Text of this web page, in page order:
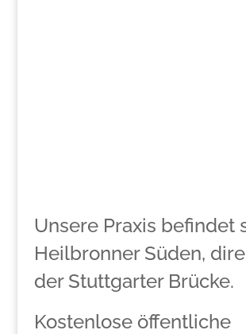
Unsere Praxis befindet
Heilbronner Süden,
der Stuttgarter Brücke.
Kostenlose öffentliche